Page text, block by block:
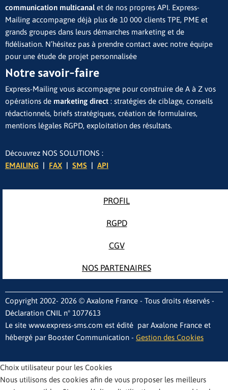
communication multicanalet de nos propres API. Express-
Mailing accompagne déjà plus de 10 000 clients TPE, PME et
grands groupes dans leurs démarches marketing et de
fidélisation. N’hésitez pas à prendre contact avec notre équipe
pour une étude de projet personnalisée
Notre savoir-faire
Express-Mailing vous accompagne pour construire de A à Z vos
opérations de marketing direct : stratégies de ciblage, conseils
rédactionnels, briefs stratégiques, création de formulaires,
mentions légales RGPD, exploitation des résultats.
Découvrez NOS SOLUTIONS :
EMAILING | FAX | SMS | API
PROFIL
RGPD
CGV
NOS PARTENAIRES
Copyright 2002- 2026 © Axalone France - Tous droits réservés -
Déclaration CNIL n° 1077613
Le site www.express-sms.com est édité par Axalone France et
hébergé par Booster Communication - Gestion des Cookies
Choix utilisateur pour les Cookies
Nous utilisons des cookies afin de vous proposer les meilleurs